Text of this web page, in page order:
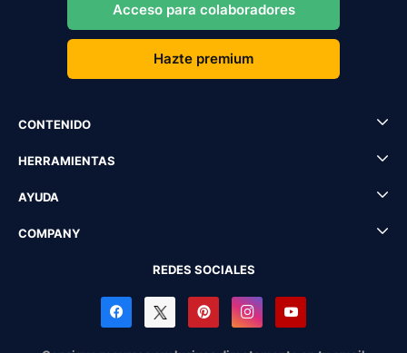
Acceso para colaboradores
Hazte premium
CONTENIDO
HERRAMIENTAS
AYUDA
COMPANY
REDES SOCIALES